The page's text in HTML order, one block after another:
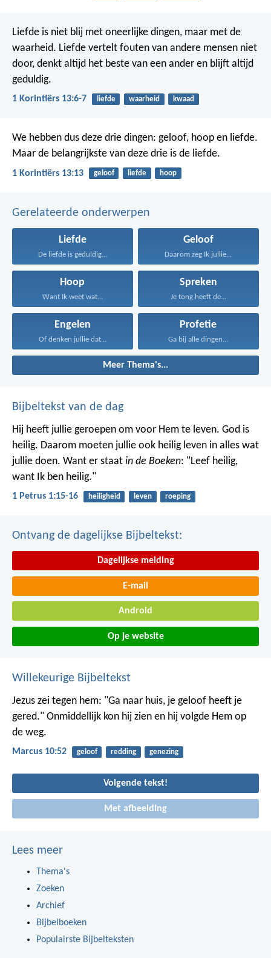
Liefde is niet blij met oneerlijke dingen, maar met de
waarheid. Liefde vertelt fouten van andere mensen niet
door, denkt altijd het beste van een ander en blijft altijd
geduldig.
1 Korintiërs 13:6-7 liefde waarheid kwaad
We hebben dus deze drie dingen: geloof, hoop en liefde.
Maar de belangrijkste van deze drie is de liefde.
1 Korintiërs 13:13 geloof liefde hoop
Gerelateerde onderwerpen
Liefde
De liefde is geduldig...
Geloof
Daarom zeg Ik jullie...
Hoop
Want Ik weet wat...
Spreken
Je tong heeft de...
Engelen
Of denken jullie dat...
Profetie
Ga bij alle dingen...
Meer Thema's...
Bijbeltekst van de dag
Hij heeft jullie geroepen om voor Hem te leven. God is
heilig. Daarom moeten jullie ook heilig leven in alles wat
jullie doen. Want er staat in de Boeken: "Leef heilig,
want Ik ben heilig."
1 Petrus 1:15-16 heiligheid leven roeping
Ontvang de dagelijkse Bijbeltekst:
Dagelijkse melding
E-mail
Android
Op je website
Willekeurige Bijbeltekst
Jezus zei tegen hem: "Ga naar huis, je geloof heeft je
gered." Onmiddellijk kon hij zien en hij volgde Hem op
de weg.
Marcus 10:52 geloof redding genezing
Volgende tekst!
Met afbeelding
Lees meer
Thema's
Zoeken
Archief
Bijbelboeken
Populairste Bijbelteksten